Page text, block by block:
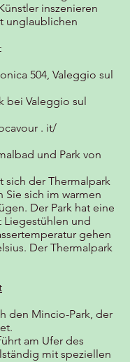
inszenieren
unglaublichen
504, Valeggio sul
bei Valeggio sul
. it/
und Park von
sich der Thermalpark
sich im warmen
Der Park hat eine
Liegestühlen und
gehen
Der Thermalpark
den Mincio-Park, der
am Ufer des
mit speziellen